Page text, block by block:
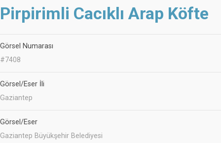
Pirpirimli Cacıklı Arap Köfte
Görsel Numarası
#7408
Görsel/Eser İli
Gaziantep
Görsel/Eser
Gaziantep Büyükşehir Belediyesi